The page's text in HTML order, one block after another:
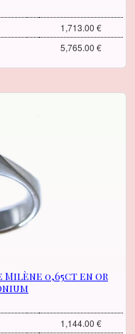
1,713.00 €
5,765.00 €
0,65ct en or
1,144.00 €